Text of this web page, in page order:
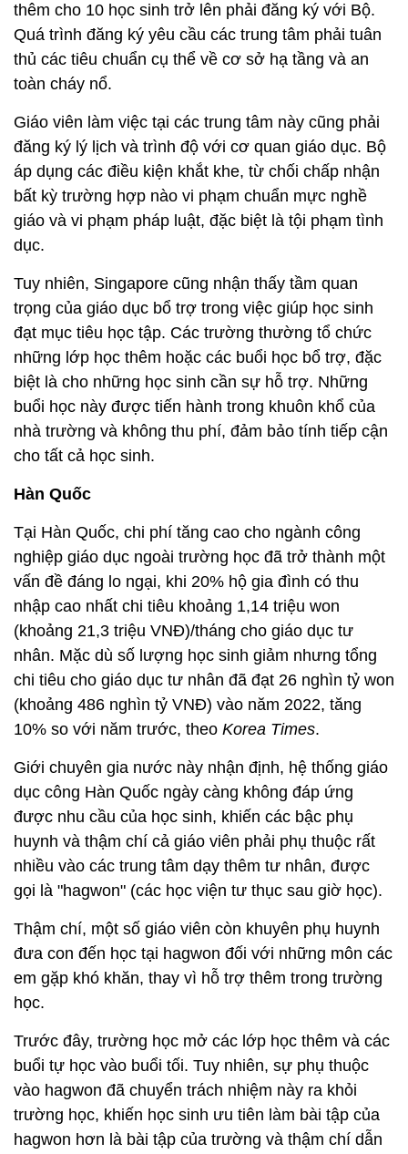
thêm cho 10 học sinh trở lên phải đăng ký với Bộ.
Quá trình đăng ký yêu cầu các trung tâm phải tuân
thủ các tiêu chuẩn cụ thể về cơ sở hạ tầng và an
toàn cháy nổ.
Giáo viên làm việc tại các trung tâm này cũng phải
đăng ký lý lịch và trình độ với cơ quan giáo dục. Bộ
áp dụng các điều kiện khắt khe, từ chối chấp nhận
bất kỳ trường hợp nào vi phạm chuẩn mực nghề
giáo và vi phạm pháp luật, đặc biệt là tội phạm tình
dục.
Tuy nhiên, Singapore cũng nhận thấy tầm quan
trọng của giáo dục bổ trợ trong việc giúp học sinh
đạt mục tiêu học tập. Các trường thường tổ chức
những lớp học thêm hoặc các buổi học bổ trợ, đặc
biệt là cho những học sinh cần sự hỗ trợ. Những
buổi học này được tiến hành trong khuôn khổ của
nhà trường và không thu phí, đảm bảo tính tiếp cận
cho tất cả học sinh.
Hàn Quốc
Tại Hàn Quốc, chi phí tăng cao cho ngành công
nghiệp giáo dục ngoài trường học đã trở thành một
vấn đề đáng lo ngại, khi 20% hộ gia đình có thu
nhập cao nhất chi tiêu khoảng 1,14 triệu won
(khoảng 21,3 triệu VNĐ)/tháng cho giáo dục tư
nhân. Mặc dù số lượng học sinh giảm nhưng tổng
chi tiêu cho giáo dục tư nhân đã đạt 26 nghìn tỷ won
(khoảng 486 nghìn tỷ VNĐ) vào năm 2022, tăng
10% so với năm trước, theo Korea Times.
Giới chuyên gia nước này nhận định, hệ thống giáo
dục công Hàn Quốc ngày càng không đáp ứng
được nhu cầu của học sinh, khiến các bậc phụ
huynh và thậm chí cả giáo viên phải phụ thuộc rất
nhiều vào các trung tâm dạy thêm tư nhân, được
gọi là "hagwon" (các học viện tư thục sau giờ học).
Thậm chí, một số giáo viên còn khuyên phụ huynh
đưa con đến học tại hagwon đối với những môn các
em gặp khó khăn, thay vì hỗ trợ thêm trong trường
học.
Trước đây, trường học mở các lớp học thêm và các
buổi tự học vào buổi tối. Tuy nhiên, sự phụ thuộc
vào hagwon đã chuyển trách nhiệm này ra khỏi
trường học, khiến học sinh ưu tiên làm bài tập của
hagwon hơn là bài tập của trường và thậm chí dẫn